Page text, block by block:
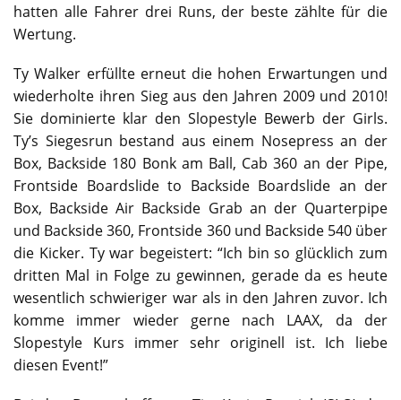
hatten alle Fahrer drei Runs, der beste zählte für die
Wertung.
Ty Walker erfüllte erneut die hohen Erwartungen und
wiederholte ihren Sieg aus den Jahren 2009 und 2010!
Sie dominierte klar den Slopestyle Bewerb der Girls.
Ty’s Siegesrun bestand aus einem Nosepress an der
Box, Backside 180 Bonk am Ball, Cab 360 an der Pipe,
Frontside Boardslide to Backside Boardslide an der
Box, Backside Air Backside Grab an der Quarterpipe
und Backside 360, Frontside 360 und Backside 540 über
die Kicker. Ty war begeistert: “Ich bin so glücklich zum
dritten Mal in Folge zu gewinnen, gerade da es heute
wesentlich schwieriger war als in den Jahren zuvor. Ich
komme immer wieder gerne nach LAAX, da der
Slopestyle Kurs immer sehr originell ist. Ich liebe
diesen Event!”